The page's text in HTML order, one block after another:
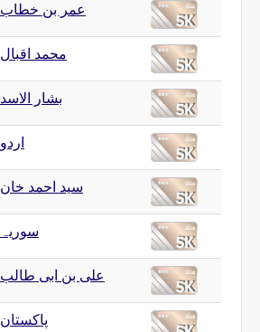
عمر بن خطاب
محمد اقبال
بشار الاسد
اردو
سید احمد خان
سوریہ
علی بن ابی طالب
پاکستان